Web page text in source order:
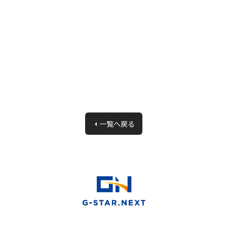
一覧へ戻る